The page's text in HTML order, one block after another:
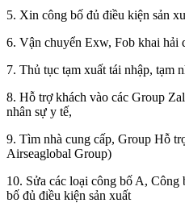
5. Xin công bố đủ điều kiện sản
6. Vận chuyển Exw, Fob khai hải
7. Thủ tục tạm xuất tái nhập, tạm
8. Hỗ trợ khách vào các Group
nhân sự y tế,
9. Tìm nhà cung cấp, Group Hỗ
Airseaglobal Group)
10. Sửa các loại công bố A,
bố đủ điều kiện sản xuất